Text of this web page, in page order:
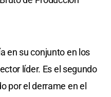
en su conjunto en los
líder. Es el segundo
por el derrame en el